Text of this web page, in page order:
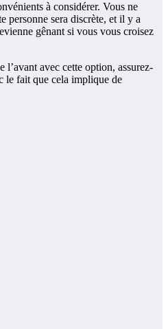
à considérer. Vous ne
personne sera discrète, et il y a
gênant si vous vous croisez
l’avant avec cette option, assurez-
le fait que cela implique de